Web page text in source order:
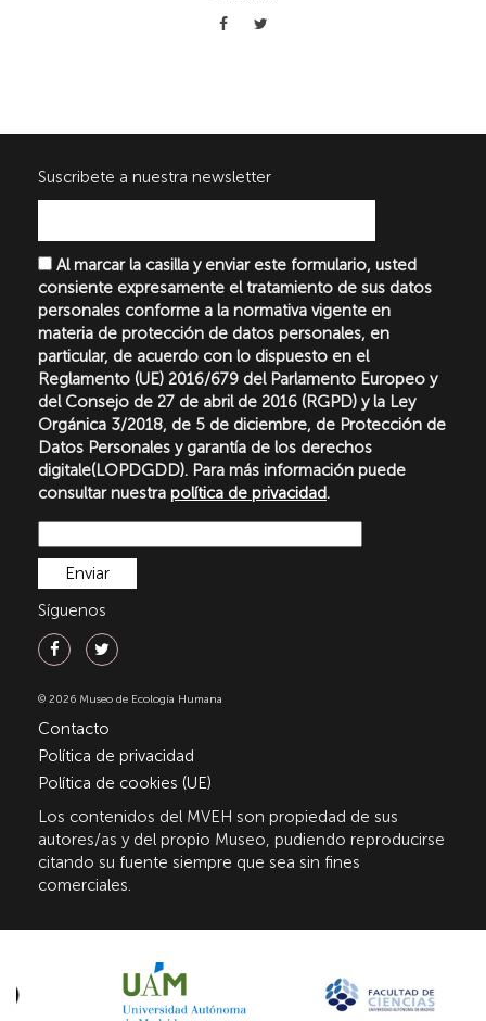
Suscribete a nuestra newsletter
Al marcar la casilla y enviar este formulario, usted
consiente expresamente el tratamiento de sus datos
personales conforme a la normativa vigente en
materia de protección de datos personales, en
particular, de acuerdo con lo dispuesto en el
Reglamento (UE) 2016/679 del Parlamento Europeo y
del Consejo de 27 de abril de 2016 (RGPD) y la Ley
Orgánica 3/2018, de 5 de diciembre, de Protección de
Datos Personales y garantía de los derechos
digitale(LOPDGDD). Para más información puede
consultar nuestra política de privacidad.
Síguenos
© 2026 Museo de Ecología Humana
Contacto
Política de privacidad
Política de cookies (UE)
Los contenidos del MVEH son propiedad de sus
autores/as y del propio Museo, pudiendo reproducirse
citando su fuente siempre que sea sin fines
comerciales.